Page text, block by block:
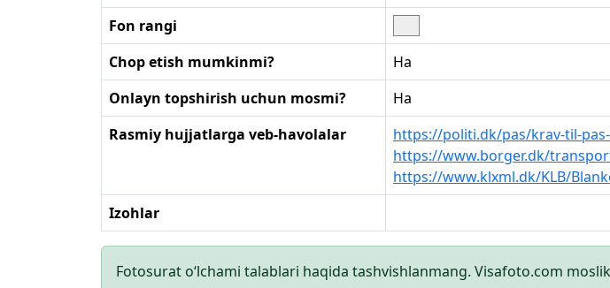
Fon rangi
Chop etish mumkinmi?
Ha
Onlayn topshirish uchun mosmi?
Ha
Rasmiy hujjatlarga veb-havolalar
https://politi.dk/pas/krav-til-
https://www.borger.dk/
https://www.klxml.dk/KLB/
Izohlar
Fotosurat o‘lchami talablari haqida tashvishlanmang. Visafoto.com